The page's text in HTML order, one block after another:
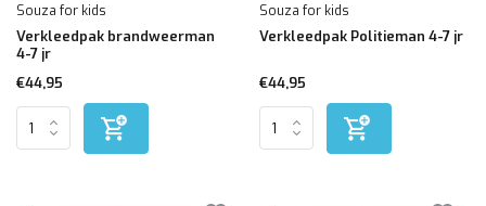
Souza for kids
Verkleedpak brandweerman
4-7 jr
€44,95
Souza for kids
Verkleedpak Politieman 4-7 jr
€44,95